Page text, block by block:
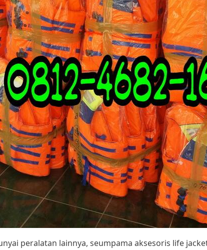
peralatan lainnya, seumpama aksesoris life